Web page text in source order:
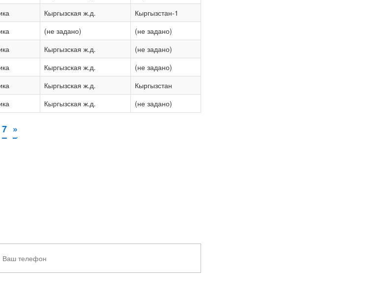
Кыргызская ж.д.
Кыргызстан-1
(не задано)
(не задано)
Кыргызская ж.д.
(не задано)
Кыргызская ж.д.
(не задано)
Кыргызская ж.д.
Кыргызстан
Кыргызская ж.д. (не задано)
7 »